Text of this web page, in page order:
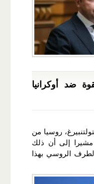
ضد أوكرانيا
روسيا من
مشيرا إلى أن ذلك
الروسي بهذا